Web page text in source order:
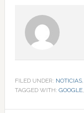
FILED UNDER: NOTICIAS,
TAGGED WITH: GOOGLE,